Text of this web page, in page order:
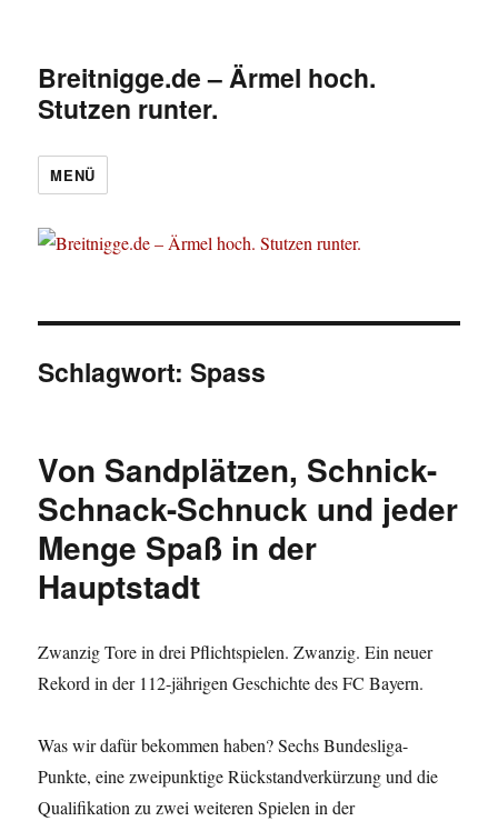
Breitnigge.de – Ärmel hoch.
Stutzen runter.
MENÜ
Schlagwort:Spass
Von Sandplätzen, Schnick-
Schnack-Schnuck und jeder
Menge Spaß in der
Hauptstadt
Zwanzig Tore in drei Pflichtspielen. Zwanzig. Ein neuer
Rekord in der 112-jährigen Geschichte des FC Bayern.
Was wir dafür bekommen haben? Sechs Bundesliga-
Punkte, eine zweipunktige Rückstandverkürzung und die
Qualifikation zu zwei weiteren Spielen in der